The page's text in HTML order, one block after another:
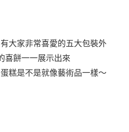
大家非常喜愛的五大包裝外
喜餅一一展示出來
糕是不是就像藝術品一樣～